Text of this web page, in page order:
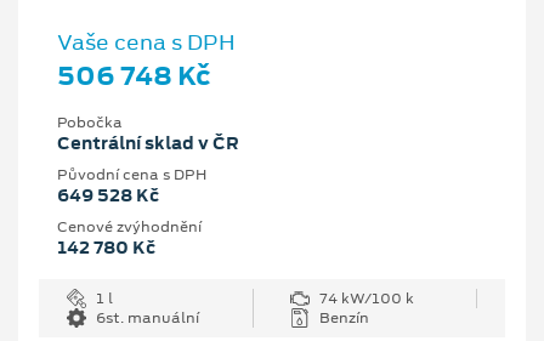
Vaše cena s DPH
506 748 Kč
Pobočka
Centrální sklad v ČR
Původní cena s DPH
649 528 Kč
Cenové zvýhodnění
142 780 Kč
1 l
74 kW/100 k
6st. manuální
Benzín